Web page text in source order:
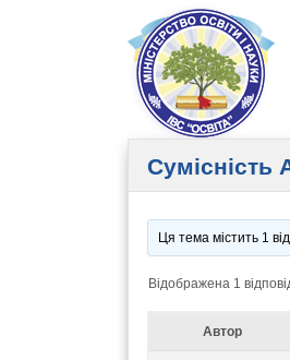
Ця тема містить 1
Відображена 1
Автор